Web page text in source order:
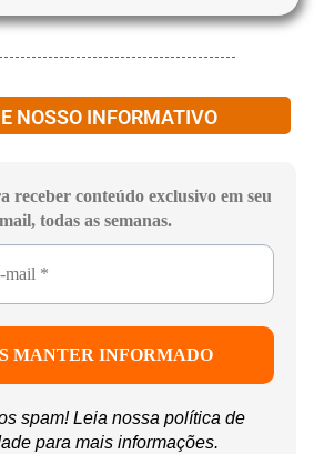
NOSSO INFORMATIVO
receber conteúdo exclusivo em seu
todas as semanas.
spam! Leia nossa política de
para mais informações.